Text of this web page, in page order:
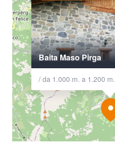
Baita Maso Pirga
/ da 1.000 m. a 1.200 m.